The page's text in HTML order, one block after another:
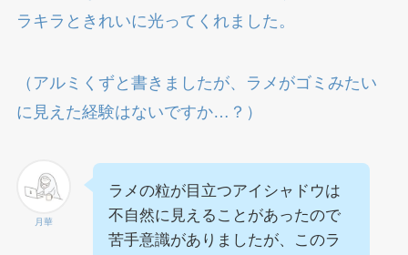
ラキラときれいに光ってくれました。
（アルミくずと書きましたが、ラメがゴミみたい
に見えた経験はないですか…？）
月華
ラメの粒が目立つアイシャドウは
不自然に見えることがあったので
苦手意識がありましたが、このラ